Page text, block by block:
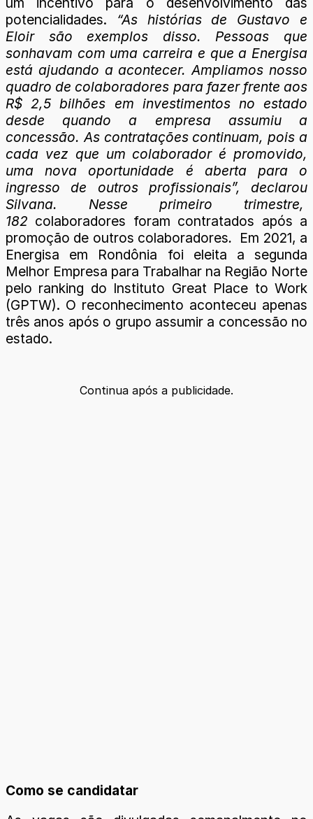
potencialidades. “As histórias de Gustavo e
Eloir são exemplos disso. Pessoas que
sonhavam com uma carreira e que a Energisa
está ajudando a acontecer. Ampliamos nosso
quadro de colaboradores para fazer frente aos
R$ 2,5 bilhões em investimentos no estado
desde quando a empresa assumiu a
concessão. As contratações continuam, pois a
cada vez que um colaborador é promovido,
uma nova oportunidade é aberta para o
ingresso de outros profissionais”, declarou
Silvana. Nesse primeiro trimestre,
182 colaboradores foram contratados após a
promoção de outros colaboradores. Em 2021, a
Energisa em Rondônia foi eleita a segunda
Melhor Empresa para Trabalhar na Região Norte
pelo ranking do Instituto Great Place to Work
(GPTW). O reconhecimento aconteceu apenas
três anos após o grupo assumir a concessão no
estado.
Continua após a publicidade.
Como se candidatar